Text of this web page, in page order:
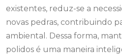
existentes, reduz-se a
novas pedras, contribuindo
ambiental. Dessa forma,
polidos é uma maneira